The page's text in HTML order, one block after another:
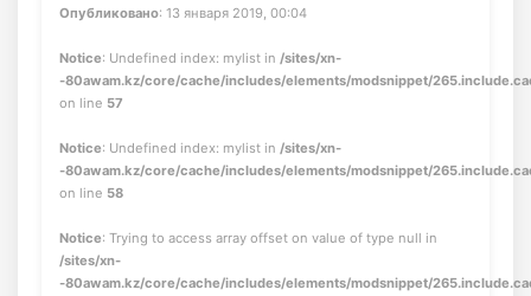
Опубликовано: 13 января 2019, 00:04
Notice: Undefined index: mylist in /sites/xn-
-80awam.kz/core/cache/includes/elements/modsnippet/
on line 57
Notice: Undefined index: mylist in /sites/xn-
-80awam.kz/core/cache/includes/elements/modsnippet/
on line 58
Notice: Trying to access array offset on value of type null in
/sites/xn-
-80awam.kz/core/cache/includes/elements/modsnippet/